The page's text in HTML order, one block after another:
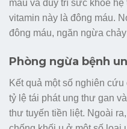
máu và duy trì sức khỏe
vitamin này là đông máu.
đông máu, ngăn ngừa
Phòng ngừa bệnh
Kết quả một số nghiên
tỷ lệ tái phát ung thư gan
thư tuyến tiền liệt. Ngoài